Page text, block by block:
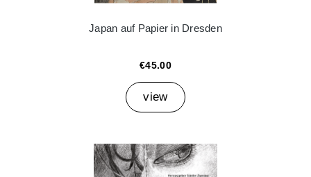
Japan auf Papier in Dresden
€45.00
view